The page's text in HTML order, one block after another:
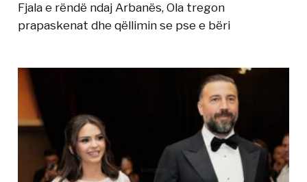
Fjala e rëndë ndaj Arbanës, Ola tregon
prapaskenat dhe qëllimin se pse e bëri